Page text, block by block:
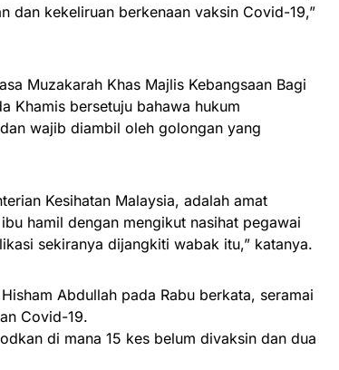
dan kekeliruan berkenaan vaksin Covid-19,”
Muzakarah Khas Majlis Kebangsaan Bagi
Khamis bersetuju bahawa hukum
wajib diambil oleh golongan yang
Kesihatan Malaysia, adalah amat
hamil dengan mengikut nasihat pegawai
sekiranya dijangkiti wabak itu,” katanya.
Abdullah pada Rabu berkata, seramai
Covid-19.
di mana 15 kes belum divaksin dan dua